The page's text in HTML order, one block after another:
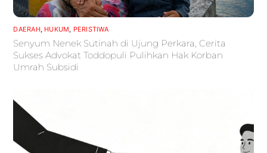
DAERAH, HUKUM PERISTIWA
Senyum Nenek Sutinah di Ujung Perkara, Cerita
Sukses Advokat Toddopuli Pulihkan Hak Korban
Umrah Subsidi